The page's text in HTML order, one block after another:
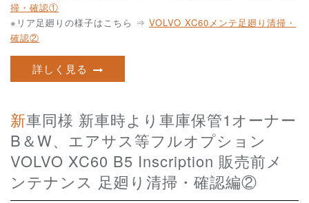
掃・確認①
※リア足廻りの様子はこちら ⇒ VOLVO XC60メンテ足廻り清掃・
確認②
詳しく見る
新車同様 新車時より車庫保管1オーナー
B＆W、エアサス等フルオプション
VOLVO XC60 B5 Inscription 販売前メ
ンテナンス 足廻り清掃・確認編②